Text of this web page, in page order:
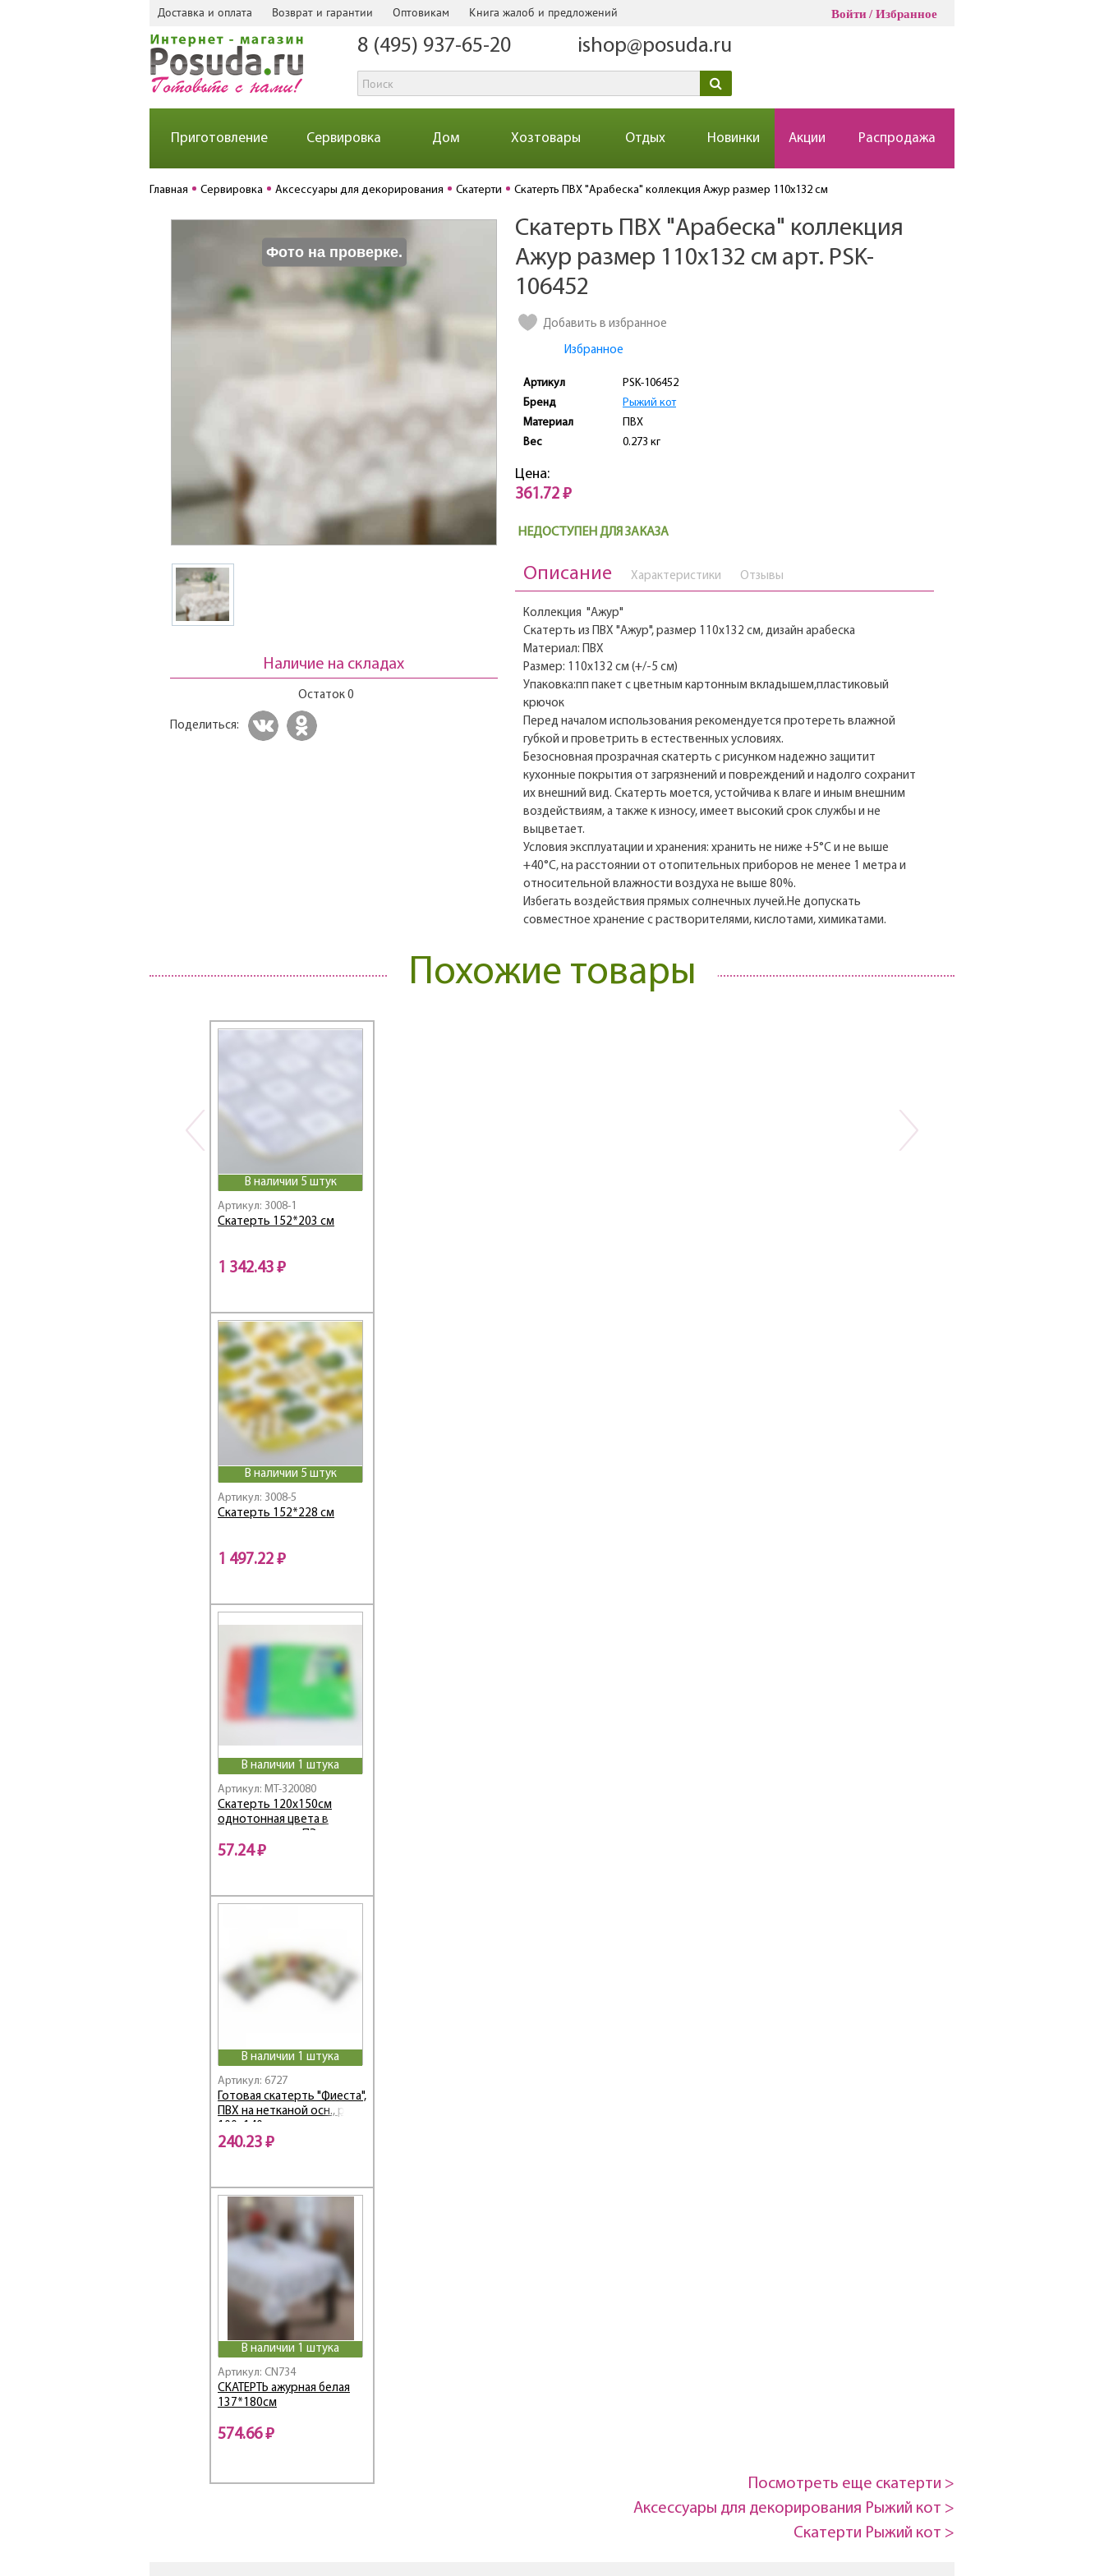
Доставка и оплата Возврат и гарантии Оптовикам Книга жалоб и предложений Войти Избранное
8 (495) 937-65-20 ishop@posuda.ru
Приготовление Сервировка Дом Хозтовары Отдых Новинки Акции Распродажа
Главная Сервировка Аксессуары для декорирования Скатерти Скатерть ПВХ "Арабеска" коллекция Ажур размер 110х132 см
Фото на проверке.
Наличие на складах
Остаток 0
Поделиться:
Скатерть ПВХ "Арабеска" коллекция
Ажур размер 110х132 см арт. PSK-
106452
Добавить в избранное
Избранное
Артикул
PSK-106452
Бренд
Рыжий кот
Материал
ПВХ
Вес
0.273 кг
Цена:
361.72 ₽
НЕДОСТУПЕН ДЛЯ ЗАКАЗА
Описание Характеристики Отзывы
Коллекция "Ажур"
Скатерть из ПВХ "Ажур", размер 110х132 см, дизайн арабеска
Материал: ПВХ
Размер: 110х132 см (+/-5 см)
Упаковка:пп пакет с цветным картонным вкладышем,пластиковый
крючок
Перед началом использования рекомендуется протереть влажной
губкой и проветрить в естественных условиях.
Безосновная прозрачная скатерть с рисунком надежно защитит
кухонные покрытия от загрязнений и повреждений и надолго сохранит
их внешний вид. Скатерть моется, устойчива к влаге и иным внешним
воздействиям, а также к износу, имеет высокий срок службы и не
выцветает.
Условия эксплуатации и хранения: хранить не ниже +5°С и не выше
+40°С, на расстоянии от отопительных приборов не менее 1 метра и
относительной влажности воздуха не выше 80%.
Избегать воздействия прямых солнечных лучей.Не допускать
совместное хранение с растворителями, кислотами, химикатами.
Количество
Похожие товары
В наличии 5 штук
Артикул: 3008-1
Скатерть 152*203 см
1 342.43 ₽
В наличии 5 штук
Артикул: 3008-5
Скатерть 152*228 см
1 497.22 ₽
В наличии 1 штука
Артикул: MT-320080
Скатерть 120х150см
однотонная цвета в
57.24 ₽
В наличии 1 штука
Артикул: 6727
Готовая скатерть "Фиеста",
ПВХ на нетканой осн., р-р
240.23 ₽
В наличии 1 штука
Артикул: CN734
СКАТЕРТЬ ажурная белая
137*180см
574.66 ₽
Посмотреть еще скатерти >
Аксессуары для декорирования Рыжий кот >
Скатерти Рыжий кот >